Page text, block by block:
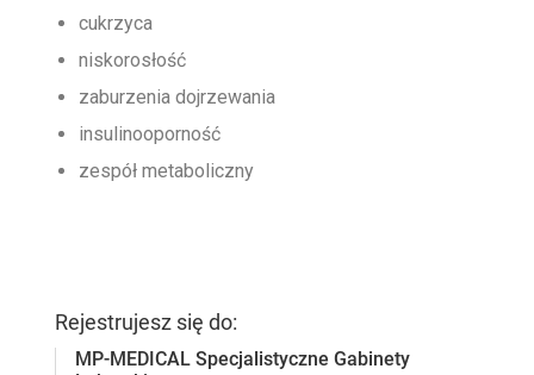
cukrzyca
niskorosłość
zaburzenia dojrzewania
insulinooporność
zespół metaboliczny